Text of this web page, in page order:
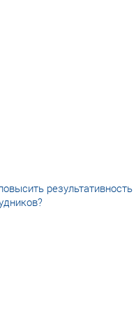
результативность